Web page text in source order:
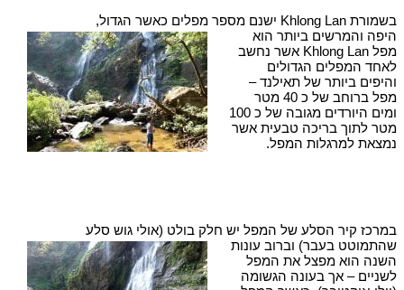
בשמורת Khlong Lan ישנם מספר מפלים כאשר הגדול,
היפה והמרשים ביותר הוא
מפל Khlong Lan אשר נחשב
לאחד המפלים הגדולים
והיפים ביותר של תאילנד –
מפל ברוחב של כ 40 מטר
ומים היורדים מגובה של כ 100
מטר לתוך בריכה טבעית אשר
נמצאת למרגלות המפל.
במרכז קיר הסלע של המפל יש חלק בולט (אולי גוש סלע
שהתמוטט בעבר) וברוב עונות
השנה הוא מפצל את המפל
לשניים – אך בעונה הגשומה